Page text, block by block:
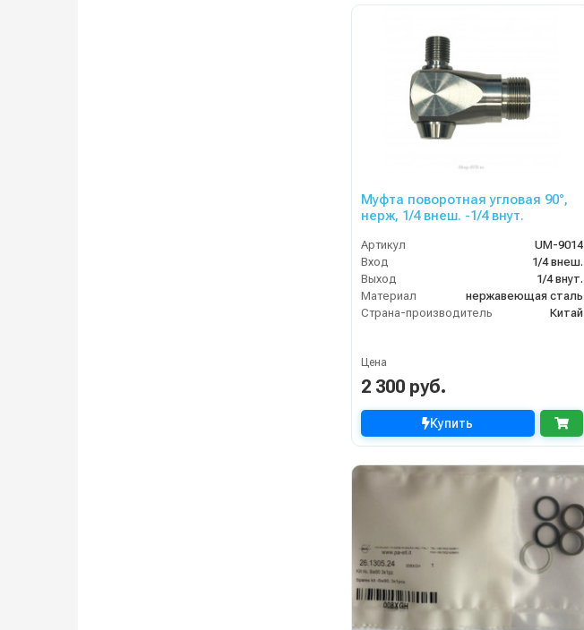
Муфта поворотная угловая 90°,
нерж, 1/4 внеш. -1/4 внут.
Артикул
UM-9014
Вход
1/4 внеш.
Выход
1/4 внут.
Материал
нержавеющая сталь
Страна-производитель
Китай
Цена
2 300 руб.
Купить